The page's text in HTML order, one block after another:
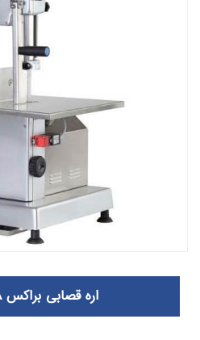
اره قصابی براکس SEG1800A